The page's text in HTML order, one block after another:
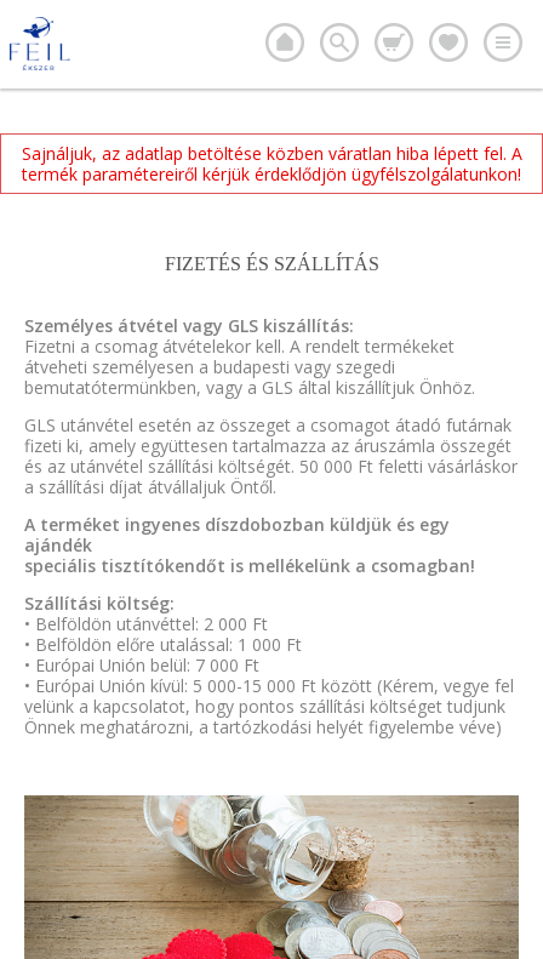
Sajnáljuk, az adatlap betöltése közben váratlan hiba lépett fel. A
termék paramétereiről kérjük érdeklődjön ügyfélszolgálatunkon!
FIZETÉS ÉS SZÁLLÍTÁS
Személyes átvétel vagy GLS kiszállítás:
Fizetni a csomag átvételekor kell. A rendelt termékeket
átveheti személyesen a budapesti vagy szegedi
bemutatótermünkben, vagy a GLS által kiszállítjuk Önhöz.
GLS utánvétel esetén az összeget a csomagot átadó futárnak
fizeti ki, amely együttesen tartalmazza az áruszámla összegét
és az utánvétel szállítási költségét. 50 000 Ft feletti vásárláskor
a szállítási díjat átvállaljuk Öntől.
A terméket ingyenes díszdobozban küldjük és egy
ajándék
speciális tisztítókendőt is mellékelünk a csomagban!
Szállítási költség:
• Belföldön utánvéttel: 2 000 Ft
• Belföldön előre utalással: 1 000 Ft
• Európai Unión belül: 7 000 Ft
• Európai Unión kívül: 5 000-15 000 Ft között (Kérem, vegye fel
velünk a kapcsolatot, hogy pontos szállítási költséget tudjunk
Önnek meghatározni, a tartózkodási helyét figyelembe véve)